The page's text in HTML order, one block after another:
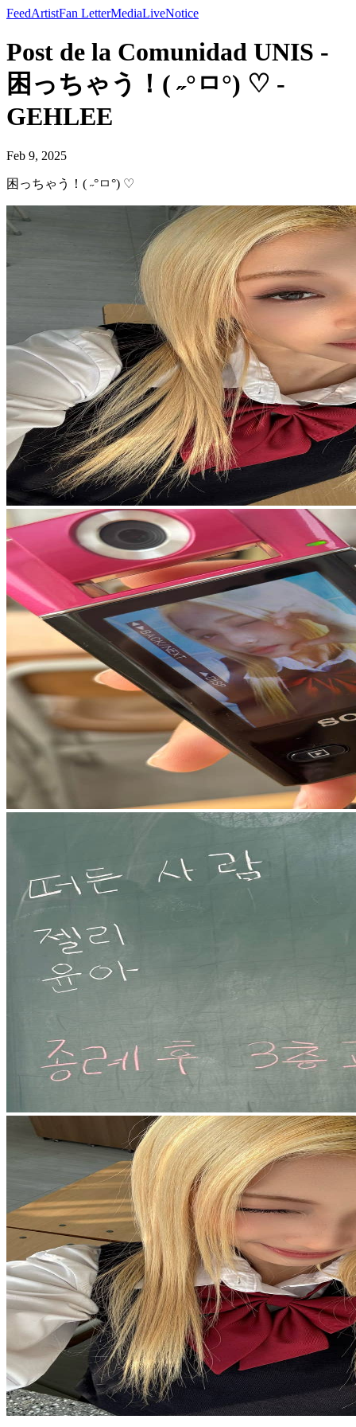
FeedArtistFan LetterMediaLiveNotice
Post de la Comunidad UNIS -
困っちゃう！( ˶°ㅁ°) ♡ -
GEHLEE
Feb 9, 2025
困っちゃう！( ˶°ㅁ°) ♡